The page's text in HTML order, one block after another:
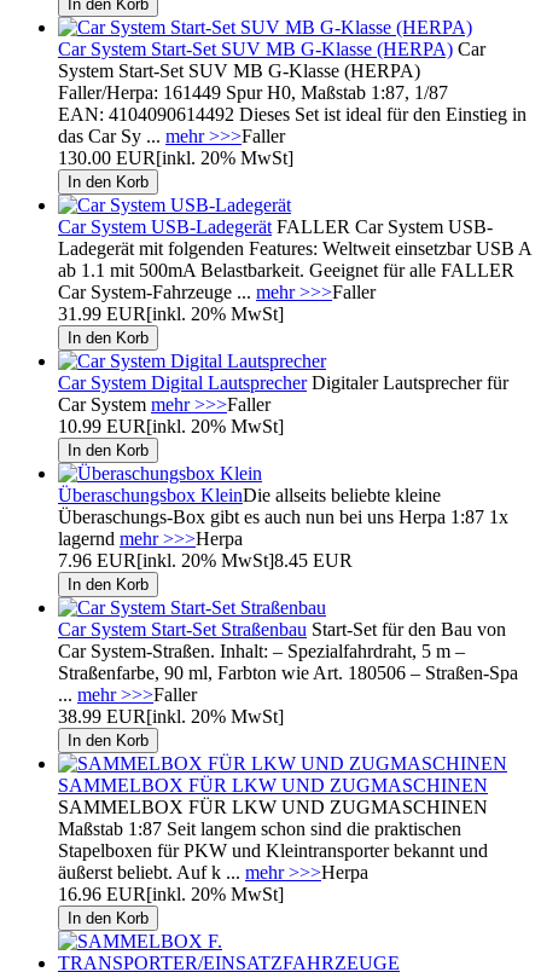
Car System Start-Set SUV MB G-Klasse (HERPA) Car
System Start-Set SUV MB G-Klasse (HERPA)
Faller/Herpa: 161449 Spur H0, Maßstab 1:87, 1/87
EAN: 4104090614492 Dieses Set ist ideal für den Einstieg in
das Car Sy ... mehr >>>Faller
130.00 EUR[inkl. 20% MwSt]
Car System USB-Ladegerät FALLER Car System USB-
Ladegerät mit folgenden Features: Weltweit einsetzbar USB A
ab 1.1 mit 500mA Belastbarkeit. Geeignet für alle FALLER
Car System-Fahrzeuge ... mehr >>>Faller
31.99 EUR[inkl. 20% MwSt]
Car System Digital LautsprecherDigitaler Lautsprecher für
Car System mehr >>>Faller
10.99 EUR[inkl. 20% MwSt]
Überaschungsbox KleinDie allseits beliebte kleine
Überaschungs-Box gibt es auch nun bei uns Herpa 1:87 1x
lagernd mehr >>>Herpa
7.96 EUR[inkl. 20% MwSt]8.45 EUR
Car System Start-Set Straßenbau Start-Set für den Bau von
Car System-Straßen. Inhalt: – Spezialfahrdraht, 5 m –
Straßenfarbe, 90 ml, Farbton wie Art. 180506 – Straßen-Spa
... mehr >>>Faller
38.99 EUR[inkl. 20% MwSt]
SAMMELBOX FÜR LKW UND ZUGMASCHINEN
SAMMELBOX FÜR LKW UND ZUGMASCHINEN
Maßstab 1:87 Seit langem schon sind die praktischen
Stapelboxen für PKW und Kleintransporter bekannt und
äußerst beliebt. Auf k ... mehr >>>Herpa
16.96 EUR[inkl. 20% MwSt]